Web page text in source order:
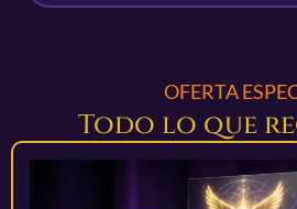
OFERTA
Todo lo que